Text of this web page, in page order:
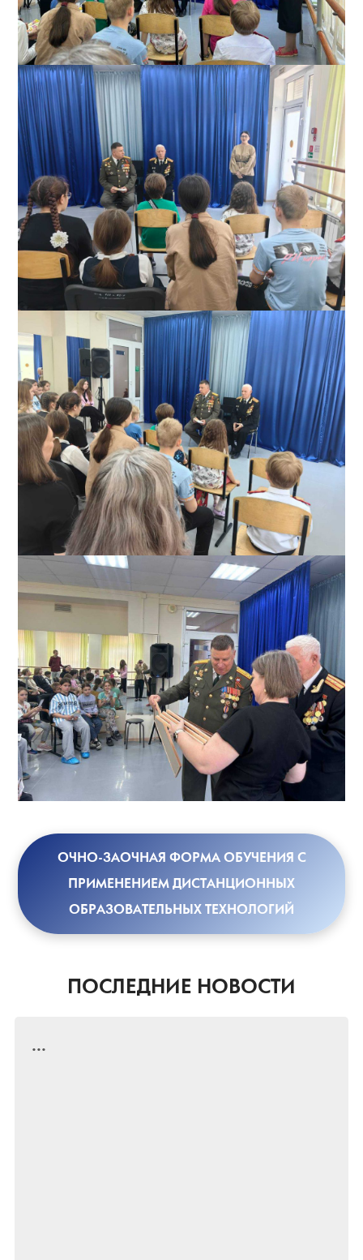
ОЧНО-ЗАОЧНАЯ ФОРМА ОБУЧЕНИЯ С
ПРИМЕНЕНИЕМ ДИСТАНЦИОННЫХ
ОБРАЗОВАТЕЛЬНЫХ ТЕХНОЛОГИЙ
ПОСЛЕДНИЕ НОВОСТИ
...